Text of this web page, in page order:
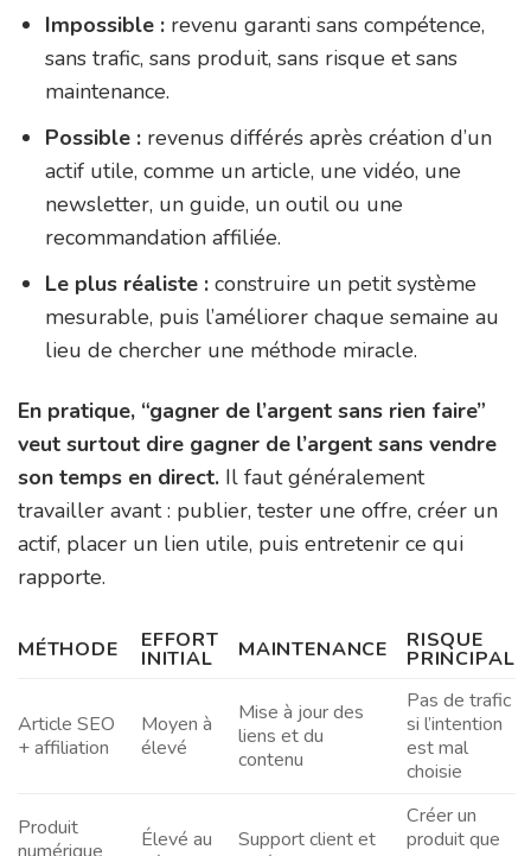
Impossible : revenu garanti sans compétence,
sans trafic, sans produit, sans risque et sans
maintenance.
Possible : revenus différés après création d’un
actif utile, comme un article, une vidéo, une
newsletter, un guide, un outil ou une
recommandation affiliée.
Le plus réaliste : construire un petit système
mesurable, puis l’améliorer chaque semaine au
lieu de chercher une méthode miracle.
En pratique, “gagner de l’argent sans rien faire”
veut surtout dire gagner de l’argent sans vendre
son temps en direct. Il faut généralement
travailler avant : publier, tester une offre, créer un
actif, placer un lien utile, puis entretenir ce qui
rapporte.
MÉTHODE EFFORT
INITIAL MAINTENANCE RISQUE
PRINCIPAL
Article SEO
+ affiliation
Moyen à
élevé
Mise à jour des
liens et du
contenu
Pas de trafic
si l’intention
est mal
choisie
Produit
Élevé au
Support client et
Créer un
produit que